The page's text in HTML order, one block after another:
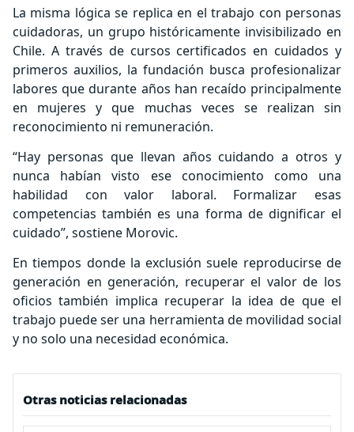
La misma lógica se replica en el trabajo con personas
cuidadoras, un grupo históricamente invisibilizado en
Chile. A través de cursos certificados en cuidados y
primeros auxilios, la fundación busca profesionalizar
labores que durante años han recaído principalmente
en mujeres y que muchas veces se realizan sin
reconocimiento ni remuneración.
“Hay personas que llevan años cuidando a otros y
nunca habían visto ese conocimiento como una
habilidad con valor laboral. Formalizar esas
competencias también es una forma de dignificar el
cuidado”, sostiene Morovic.
En tiempos donde la exclusión suele reproducirse de
generación en generación, recuperar el valor de los
oficios también implica recuperar la idea de que el
trabajo puede ser una herramienta de movilidad social
y no solo una necesidad económica.
Otras noticias relacionadas